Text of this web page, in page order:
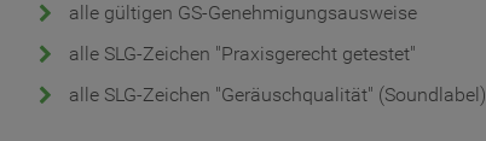
alle gültigen GS-Genehmigungsausweise
alle SLG-Zeichen "Praxisgerecht getestet"
alle SLG-Zeichen "Geräuschqualität" (Soundlabel)